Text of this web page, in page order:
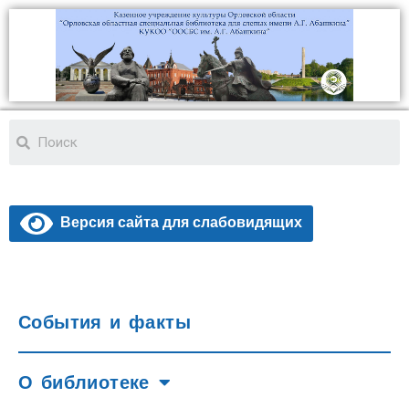
Версия сайта для слабовидящих
События и факты
О библиотеке